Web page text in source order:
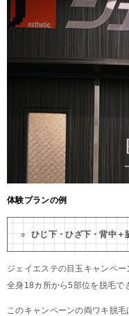
体験プランの例
ひじ下・ひざ下・背中
ジェイエステの目玉キャンペ
全身18カ所から5部位を脱毛で
このキャンペーンの両ワキ脱